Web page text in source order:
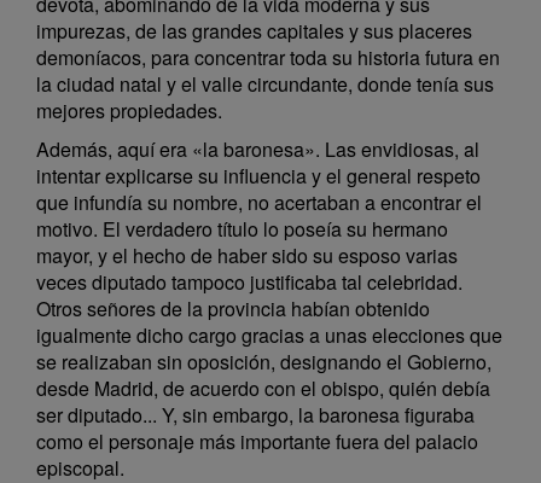
impurezas, de las grandes capitales y sus placeres
demoníacos, para concentrar toda su historia futura en
la ciudad natal y el valle circundante, donde tenía sus
mejores propiedades.
Además, aquí era «la baronesa». Las envidiosas, al
intentar explicarse su influencia y el general respeto
que infundía su nombre, no acertaban a encontrar el
motivo. El verdadero título lo poseía su hermano
mayor, y el hecho de haber sido su esposo varias
veces diputado tampoco justificaba tal celebridad.
Otros señores de la provincia habían obtenido
igualmente dicho cargo gracias a unas elecciones que
se realizaban sin oposición, designando el Gobierno,
desde Madrid, de acuerdo con el obispo, quién debía
ser diputado... Y, sin embargo, la baronesa figuraba
como el personaje más importante fuera del palacio
episcopal.